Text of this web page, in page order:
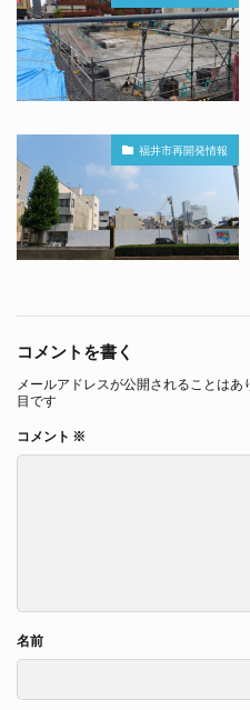
福井市再開発情報
コメントを書く
メールアドレスが公開されることはあ
目です
コメント ※
名前